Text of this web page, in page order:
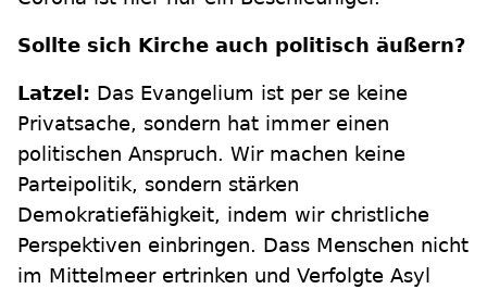
Sollte sich Kirche auch politisch äußern?
Latzel: Das Evangelium ist per se keine
Privatsache, sondern hat immer einen
politischen Anspruch. Wir machen keine
Parteipolitik, sondern stärken
Demokratiefähigkeit, indem wir christliche
Perspektiven einbringen. Dass Menschen nicht
im Mittelmeer ertrinken und Verfolgte Asyl